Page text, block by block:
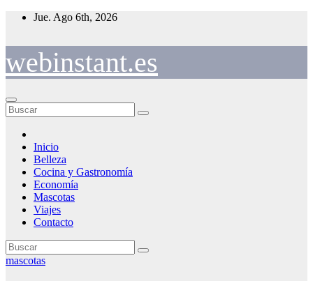
Saltar
Jue. Ago 6th, 2026
webinstant.es
Inicio
Belleza
Cocina y Gastronomía
Economía
Mascotas
Viajes
Contacto
mascotas